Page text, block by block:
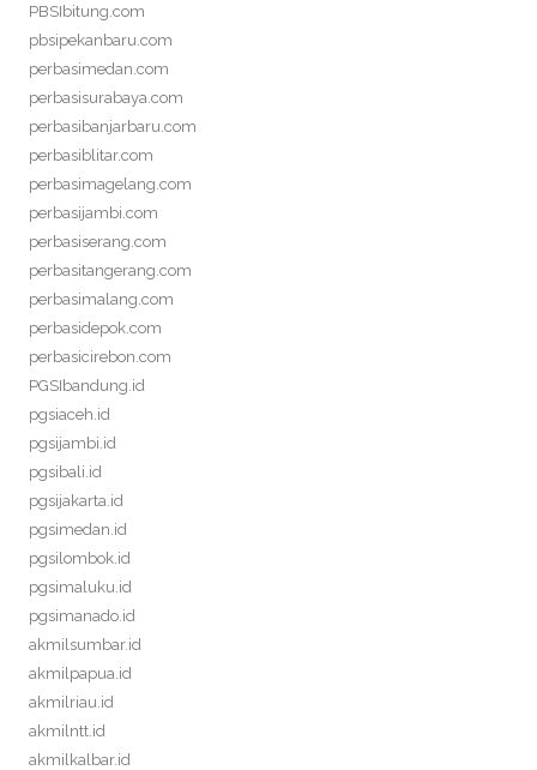
PBSIbitung.com
pbsipekanbaru.com
perbasimedan.com
perbasisurabaya.com
perbasibanjarbaru.com
perbasiblitar.com
perbasimagelang.com
perbasijambi.com
perbasiserang.com
perbasitangerang.com
perbasimalang.com
perbasidepok.com
perbasicirebon.com
PGSIbandung.id
pgsiaceh.id
pgsijambi.id
pgsibali.id
pgsijakarta.id
pgsimedan.id
pgsilombok.id
pgsimaluku.id
pgsimanado.id
akmilsumbar.id
akmilpapua.id
akmilriau.id
akmilntt.id
akmilkalbar.id